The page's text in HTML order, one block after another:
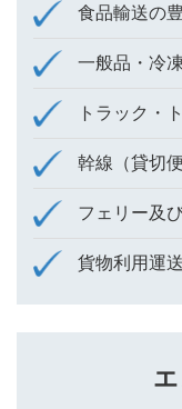
食品輸送の
一般品・冷
トラック・
幹線（貸切
フェリー及
貨物利用運